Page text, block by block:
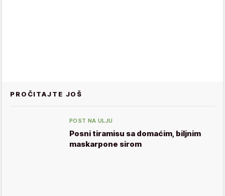
PROČITAJTE JOŠ
POST NA ULJU
Posni tiramisu sa domaćim, biljnim
maskarpone sirom